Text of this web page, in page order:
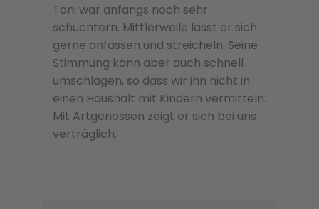
Toni war anfangs noch sehr
schüchtern. Mittlerweile lässt er sich
gerne anfassen und streicheln. Seine
Stimmung kann aber auch schnell
umschlagen, so dass wir ihn nicht in
einen Haushalt mit Kindern vermitteln.
Mit Artgenossen zeigt er sich bei uns
verträglich.